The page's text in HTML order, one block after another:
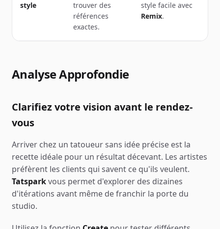
style
trouver des
références
exactes.
style facile avec
Remix.
Analyse Approfondie
Clarifiez votre vision avant le rendez-
vous
Arriver chez un tatoueur sans idée précise est la
recette idéale pour un résultat décevant. Les artistes
préfèrent les clients qui savent ce qu'ils veulent.
Tatsparkvous permet d'explorer des dizaines
d'itérations avant même de franchir la porte du
studio.